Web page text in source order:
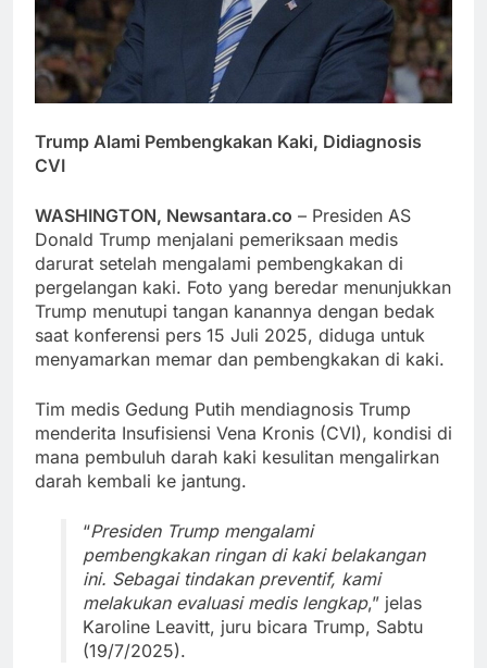
Trump Alami Pembengkakan Kaki, Didiagnosis
CVI
WASHINGTON, Newsantara.co – Presiden AS
Donald Trump menjalani pemeriksaan medis
darurat setelah mengalami pembengkakan di
pergelangan kaki. Foto yang beredar menunjukkan
Trump menutupi tangan kanannya dengan bedak
saat konferensi pers 15 Juli 2025, diduga untuk
menyamarkan memar dan pembengkakan di kaki.
Tim medis Gedung Putih mendiagnosis Trump
menderita Insufisiensi Vena Kronis (CVI), kondisi di
mana pembuluh darah kaki kesulitan mengalirkan
darah kembali ke jantung.
“Presiden Trump mengalami
pembengkakan ringan di kaki belakangan
ini. Sebagai tindakan preventif, kami
melakukan evaluasi medis lengkap,” jelas
Karoline Leavitt, juru bicara Trump, Sabtu
(19/7/2025).